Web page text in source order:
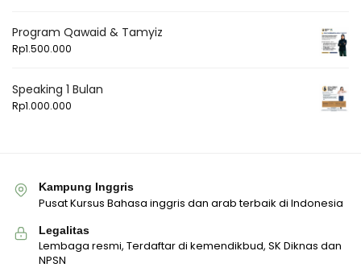
Program Qawaid & Tamyiz
Rp1.500.000
Speaking 1 Bulan
Rp1.000.000
Kampung Inggris
Pusat Kursus Bahasa inggris dan arab terbaik di Indonesia
Legalitas
Lembaga resmi, Terdaftar di kemendikbud, SK Diknas dan
NPSN